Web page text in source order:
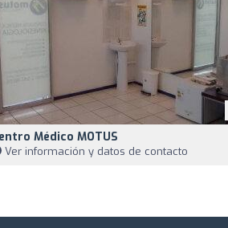
Médico MOTUS
Ver información y datos de contacto